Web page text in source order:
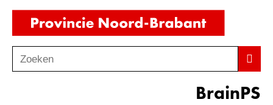
Ga
de
inhoud
o
Zoeken
BrainPS